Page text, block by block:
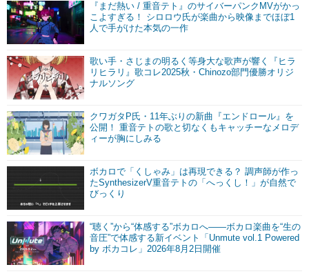
『まだ熱い / 重音テト』のサイバーパンクMVがかっ
こよすぎる！ シロロウ氏が楽曲から映像までほぼ1
人で手がけた本気の一作
歌い手・さじまの明るく等身大な歌声が響く『ヒラ
リヒラリ』歌コレ2025秋・Chinozo部門優勝オリジ
ナルソング
クワガタP氏・11年ぶりの新曲『エンドロール』を
公開！ 重音テトの歌と切なくもキャッチーなメロデ
ィーが胸にしみる
ボカロで「くしゃみ」は再現できる？ 調声師が作っ
たSynthesizerV重音テトの「へっくし！」が自然で
びっくり
“聴く”から“体感する”ボカロへ――ボカロ楽曲を“生の
音圧”で体感する新イベント「Unmute vol.1 Powered
by ボカコレ」2026年8月2日開催